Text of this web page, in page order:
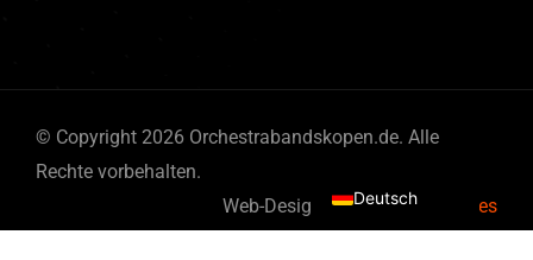
© Copyright 2026 Orchestrabandskopen.de. Alle
Rechte vorbehalten.
Web-Design vonBy Bits & Pieces
Deutsch